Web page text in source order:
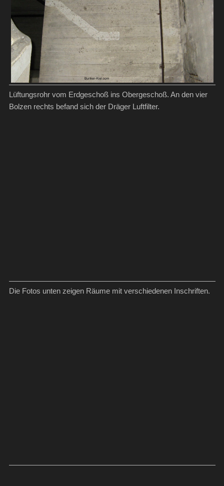
Lüftungsrohr vom Erdgeschoß ins Obergeschoß. An den vier
Bolzen rechts befand sich der Dräger Luftfilter.
Die Fotos unten zeigen Räume mit verschiedenen Inschriften.